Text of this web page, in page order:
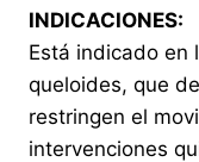
INDICACIONES:
Está indicado en
queloides, que
restringen el
intervenciones